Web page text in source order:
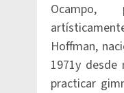
Hoffman,
1971y desde
practicar